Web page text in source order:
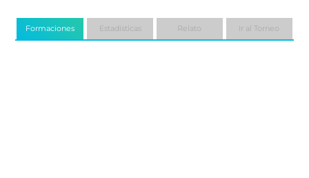
Formaciones Estadísticas Relato Ir al Torneo